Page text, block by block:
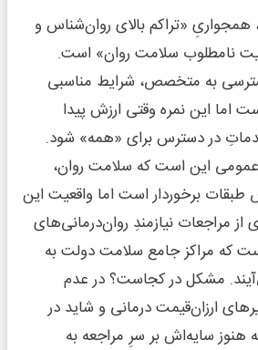
همجواریِ «تراکم بالای روان‌شناس و
نامطلوب سلامت روان» است.
به متخصص، شرایط مناسبی
اما این نمره وقتی ارزش پیدا
در دسترس برای «همه» شود.
عمومی این است که سلامت روان،
برخوردار است اما واقعیت این
مراجعات نیازمندِ روان‌درمانی‌های
که مراکز جامع سلامت دولت به
مشکل در کجاست؟ در عدم
ارزان‌قیمت درمانی و شاید در
سایه‌اش بر سرِ مراجعه به